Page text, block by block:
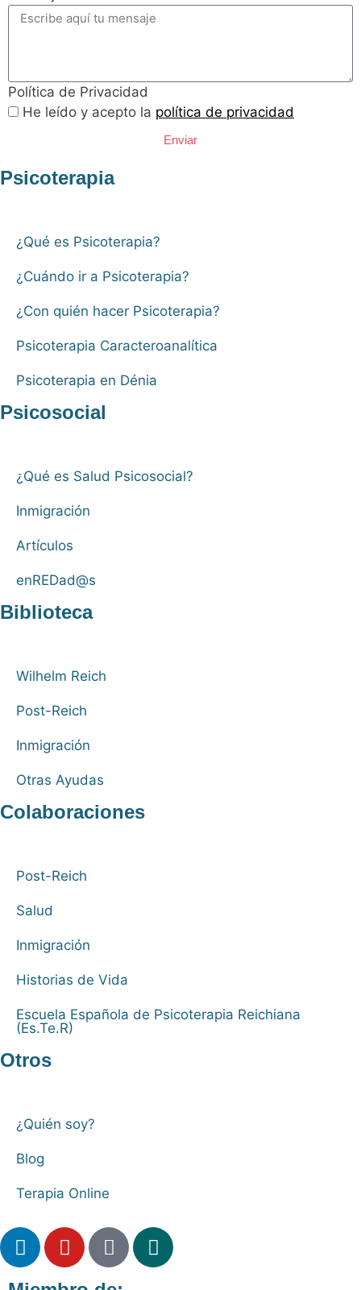
Política de Privacidad
He leído y acepto la política de privacidad
Enviar
Psicoterapia
¿Qué es Psicoterapia?
¿Cuándo ir a Psicoterapia?
¿Con quién hacer Psicoterapia?
Psicoterapia Caracteroanalítica
Psicoterapia en Dénia
Psicosocial
¿Qué es Salud Psicosocial?
Inmigración
Artículos
enREDad@s
Biblioteca
Wilhelm Reich
Post-Reich
Inmigración
Otras Ayudas
Colaboraciones
Post-Reich
Salud
Inmigración
Historias de Vida
Escuela Española de Psicoterapia Reichiana
(Es.Te.R)
Otros
¿Quién soy?
Blog
Terapia Online